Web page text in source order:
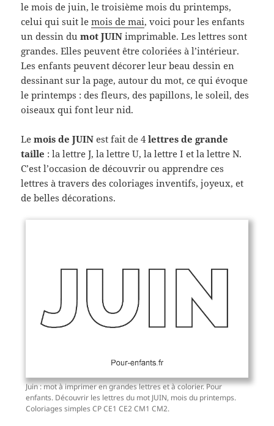
le mois de juin, le troisième mois du printemps,
celui qui suit lemois de mai, voici pour les enfants
un dessin dumot JUIN imprimable. Les lettres sont
grandes. Elles peuvent être coloriées à l’intérieur.
Les enfants peuvent décorer leur beau dessin en
dessinant sur la page, autour du mot, ce qui évoque
le printemps : des fleurs, des papillons, le soleil, des
oiseaux qui font leur nid.
Lemois de JUIN est fait de 4lettres de grande
taille : la lettre J, la lettre U, la lettre I et la lettre N.
C’est l’occasion de découvrir ou apprendre ces
lettres à travers des coloriages inventifs, joyeux, et
de belles décorations.
Juin : mot à imprimer en grandes lettres et à colorier. Pour
enfants. Découvrir les lettres du mot JUIN, mois du printemps.
Coloriages simples CP CE1 CE2 CM1 CM2.